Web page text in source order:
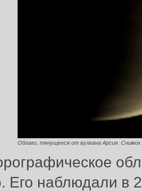
Облако, тянущееся от вулкана Арсия. Снимок
Его наблюдали в